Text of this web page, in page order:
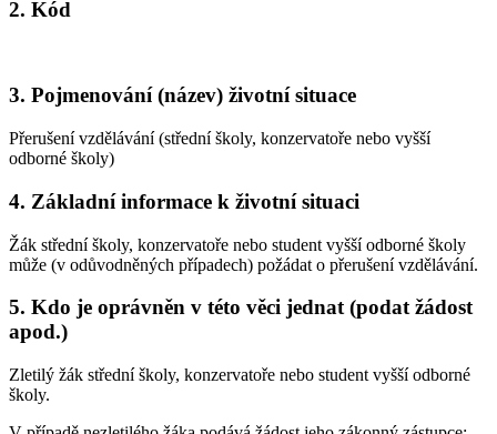
2. Kód
3. Pojmenování (název) životní situace
Přerušení vzdělávání (střední školy, konzervatoře nebo vyšší
odborné školy)
4. Základní informace k životní situaci
Žák střední školy, konzervatoře nebo student vyšší odborné školy
může (v odůvodněných případech) požádat o přerušení vzdělávání.
5. Kdo je oprávněn v této věci jednat (podat žádost
apod.)
Zletilý žák střední školy, konzervatoře nebo student vyšší odborné
školy.